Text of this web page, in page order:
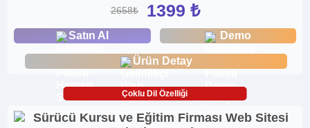
2658₺ 1399 ₺
Satın Al Demo
Ürün Detay
Çoklu Dil Özelliği